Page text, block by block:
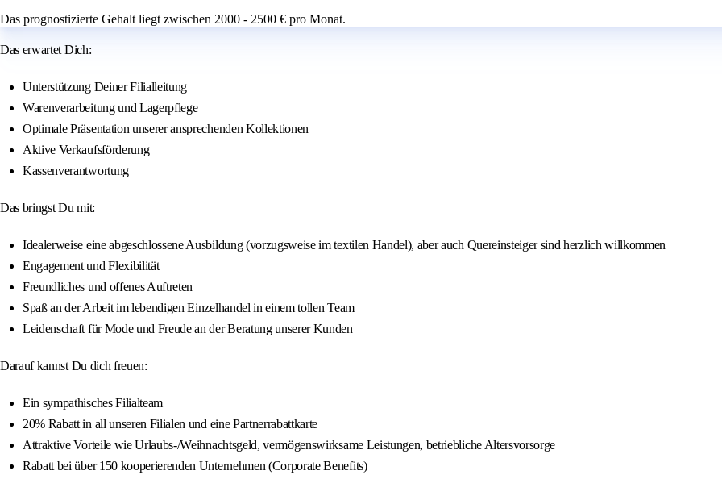
Das prognostizierte Gehalt liegt zwischen 2000 - 2500 € pro Monat.
Das erwartet Dich:
Unterstützung Deiner Filialleitung
Warenverarbeitung und Lagerpflege
Optimale Präsentation unserer ansprechenden Kollektionen
Aktive Verkaufsförderung
Kassenverantwortung
Das bringst Du mit:
Idealerweise eine abgeschlossene Ausbildung (vorzugsweise im textilen Handel), aber auch Quereinsteiger sind herzlich willkommen
Engagement und Flexibilität
Freundliches und offenes Auftreten
Spaß an der Arbeit im lebendigen Einzelhandel in einem tollen Team
Leidenschaft für Mode und Freude an der Beratung unserer Kunden
Darauf kannst Du dich freuen:
Ein sympathisches Filialteam
20% Rabatt in all unseren Filialen und eine Partnerrabattkarte
Attraktive Vorteile wie Urlaubs-/Weihnachtsgeld, vermögenswirksame Leistungen, betriebliche Altersvorsorge
Rabatt bei über 150 kooperierenden Unternehmen (Corporate Benefits)